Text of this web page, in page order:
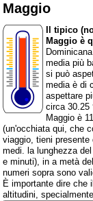
Maggio
Il tipico
Maggio è
media più
si può
media è di
aspettare
circa
Maggio è
(un'occhiata qui, che
viaggio, tieni
medi. la lunghezza
e minuti), in a metà
numeri sopra sono
È importante dire che
altitudini,